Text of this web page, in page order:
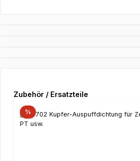
Produktgalerie überspringen
Zubehör / Ersatzteile
%